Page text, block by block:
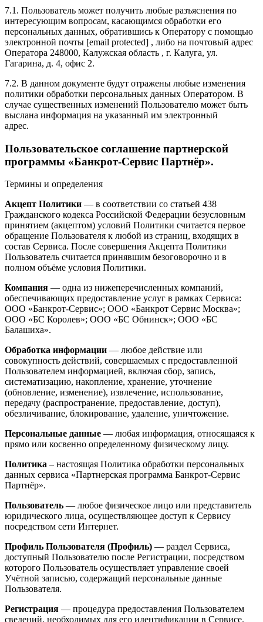
7.1. Пользователь может получить любые разъяснения по
интересующим вопросам, касающимся обработки его
персональных данных, обратившись к Оператору с помощью
электронной почты [email protected] , либо на почтовый адрес
Оператора 248000, Калужская область , г. Калуга, ул.
Гагарина, д. 4, офис 2.
7.2. В данном документе будут отражены любые изменения
политики обработки персональных данных Оператором. В
случае существенных изменений Пользователю может быть
выслана информация на указанный им электронный
адрес.
Пользовательское соглашение партнерской
программы «Банкрот-Сервис Партнёр».
Термины и определения
Акцепт Политики — в соответствии со статьей 438
Гражданского кодекса Российской Федерации безусловным
принятием (акцептом) условий Политики считается первое
обращение Пользователя к любой из страниц, входящих в
состав Сервиса. После совершения Акцепта Политики
Пользователь считается принявшим безоговорочно и в
полном объёме условия Политики.
Компания — одна из нижеперечисленных компаний,
обеспечивающих предоставление услуг в рамках Сервиса:
ООО «Банкрот-Сервис»; ООО «Банкрот Сервис Москва»;
ООО «БС Королев»; ООО «БС Обнинск»; ООО «БС
Балашиха».
Обработка информации — любое действие или
совокупность действий, совершаемых с предоставленной
Пользователем информацией, включая сбор, запись,
систематизацию, накопление, хранение, уточнение
(обновление, изменение), извлечение, использование,
передачу (распространение, предоставление, доступ),
обезличивание, блокирование, удаление, уничтожение.
Персональные данные — любая информация, относящаяся к
прямо или косвенно определенному физическому лицу.
Политика – настоящая Политика обработки персональных
данных сервиса «Партнерская программа Банкрот-Сервис
Партнёр».
Пользователь — любое физическое лицо или представитель
юридического лица, осуществляющее доступ к Сервису
посредством сети Интернет.
Профиль Пользователя (Профиль) — раздел Сервиса,
доступный Пользователю после Регистрации, посредством
которого Пользователь осуществляет управление своей
Учётной записью, содержащий персональные данные
Пользователя.
Регистрация — процедура предоставления Пользователем
сведений, необходимых для его идентификации в Сервисе.